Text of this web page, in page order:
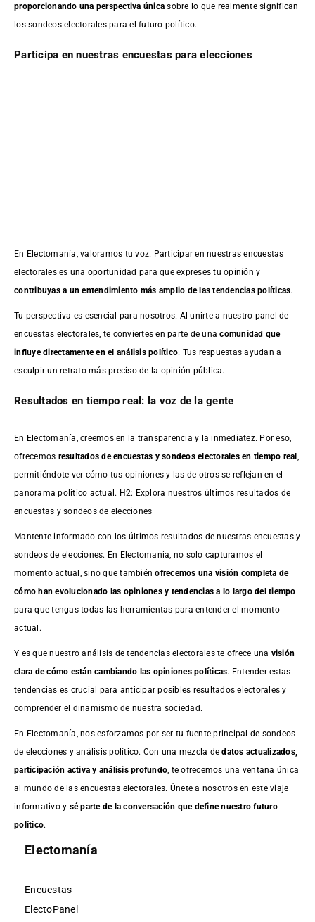
proporcionando una perspectiva única sobre lo que realmente significan
los sondeos electorales para el futuro político.
Participa en nuestras encuestas para elecciones
En Electomanía, valoramos tu voz. Participar en nuestras encuestas
electorales es una oportunidad para que expreses tu opinión y
contribuyas a un entendimiento más amplio de las tendencias políticas.
Tu perspectiva es esencial para nosotros. Al unirte a nuestro panel de
encuestas electorales, te conviertes en parte de unacomunidad que
influye directamente en el análisis político. Tus respuestas ayudan a
esculpir un retrato más preciso de la opinión pública.
Resultados en tiempo real: la voz de la gente
En Electomanía, creemos en la transparencia y la inmediatez. Por eso,
ofrecemos resultados deencuestas y sondeos electorales en tiempo real
permitiéndote ver cómo tus opiniones y las de otros se reflejan en el
panorama político actual. H2: Explora nuestros últimos resultados de
encuestas y sondeos de elecciones
Mantente informado con los últimos resultados de nuestras encuestasy
sondeos de elecciones. En Electomania, no solo capturamos el
momento actual, sino que tambiénofrecemos una visión completa de
cómo han evolucionado las opiniones y tendencias a lo largo del tiempo
para que tengas todas las herramientas para entender el momento
actual.
Y es que nuestro análisis de tendencias electorales te ofrece una visión
clara de cómo están cambiando las opiniones políticas. Entender estas
tendencias es crucial para anticipar posibles resultados electorales y
comprender el dinamismo de nuestra sociedad.
En Electomanía, nos esforzamos por ser tu fuente principal de sondeos
de elecciones y análisis político. Con una mezcla dedatos actualizados,
participación activa y análisis profundo , te ofrecemos una ventana única
al mundo de las encuestas electorales. Únete a nosotros en este viaje
informativo y sé parte de la conversación que define nuestro futuro
político.
Electomanía
Encuestas
ElectoPanel